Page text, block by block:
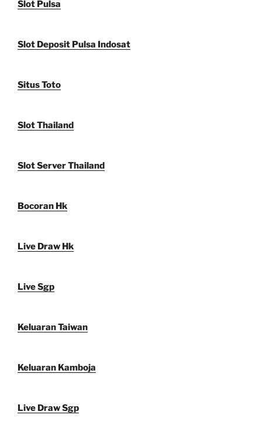
Slot Pulsa
Slot Deposit Pulsa Indosat
Situs Toto
Slot Thailand
Slot Server Thailand
Bocoran Hk
Live Draw Hk
Live Sgp
Keluaran Taiwan
Keluaran Kamboja
Live Draw Sgp